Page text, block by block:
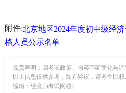
附件:北京地区2024年度初中级经
格人员公示名单
免责声明：因考试政策、内容不断变化与
以上信息仅供参考，如有异议，请考生以
编辑：经济师考试网校)